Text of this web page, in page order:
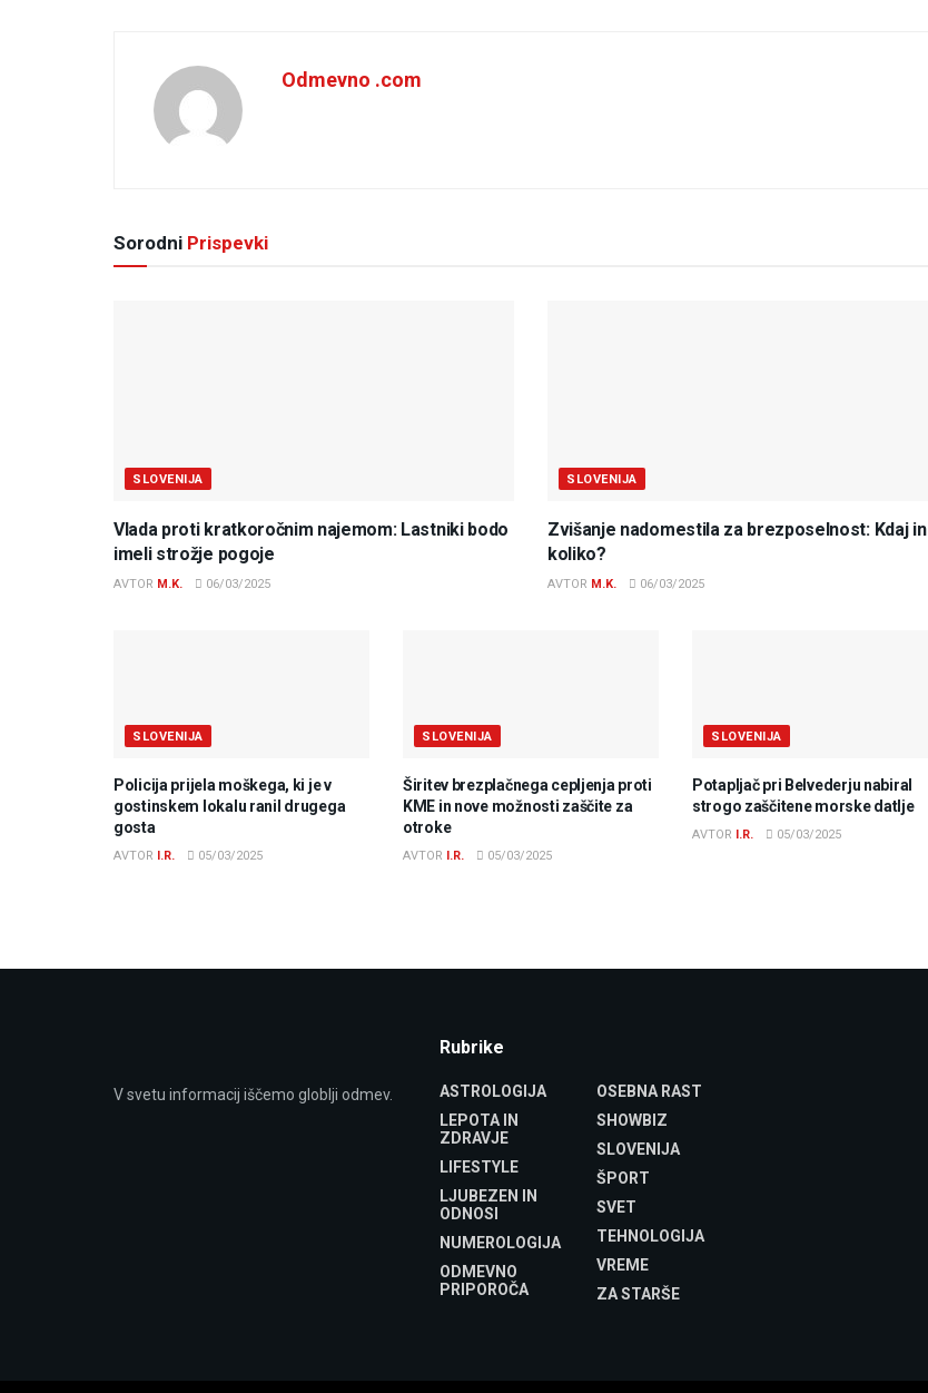
Odmevno .com
Sorodni Prispevki
SLOVENIJA
Vlada proti kratkoročnim najemom: Lastniki bodo
imeli strožje pogoje
AVTOR M.K. 06/03/2025
SLOVENIJA
Zvišanje nadomestila za brezposelnost: Kdaj in
koliko?
AVTOR M.K. 06/03/2025
SLOVENIJA
Policija prijela moškega, ki je v
gostinskem lokalu ranil drugega
gosta
AVTOR I.R. 05/03/2025
SLOVENIJA
Širitev brezplačnega cepljenja proti
KME in nove možnosti zaščite za
otroke
AVTOR I.R. 05/03/2025
SLOVENIJA
Potapljač pri Belvederju nabiral
strogo zaščitene morske datlje
AVTOR I.R. 05/03/2025
V svetu informacij iščemo globlji odmev.
Rubrike
ASTROLOGIJA
LEPOTA IN
ZDRAVJE
LIFESTYLE
LJUBEZEN IN
ODNOSI
NUMEROLOGIJA
ODMEVNO
PRIPOROČA
OSEBNA RAST
SHOWBIZ
SLOVENIJA
ŠPORT
SVET
TEHNOLOGIJA
VREME
ZA STARŠE